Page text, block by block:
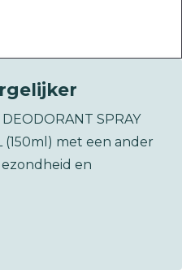
SPRAY
(150ml) met een ander
en